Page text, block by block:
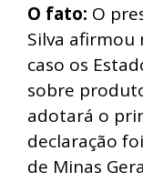
O fato: O
Silva afirmou
caso os
sobre
adotará o
declaração
de Minas